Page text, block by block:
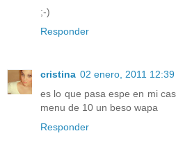
;-)
Responder
cristina 02 enero, 2011 12:39
es lo que pasa espe en mi
menu de 10 un beso wapa
Responder